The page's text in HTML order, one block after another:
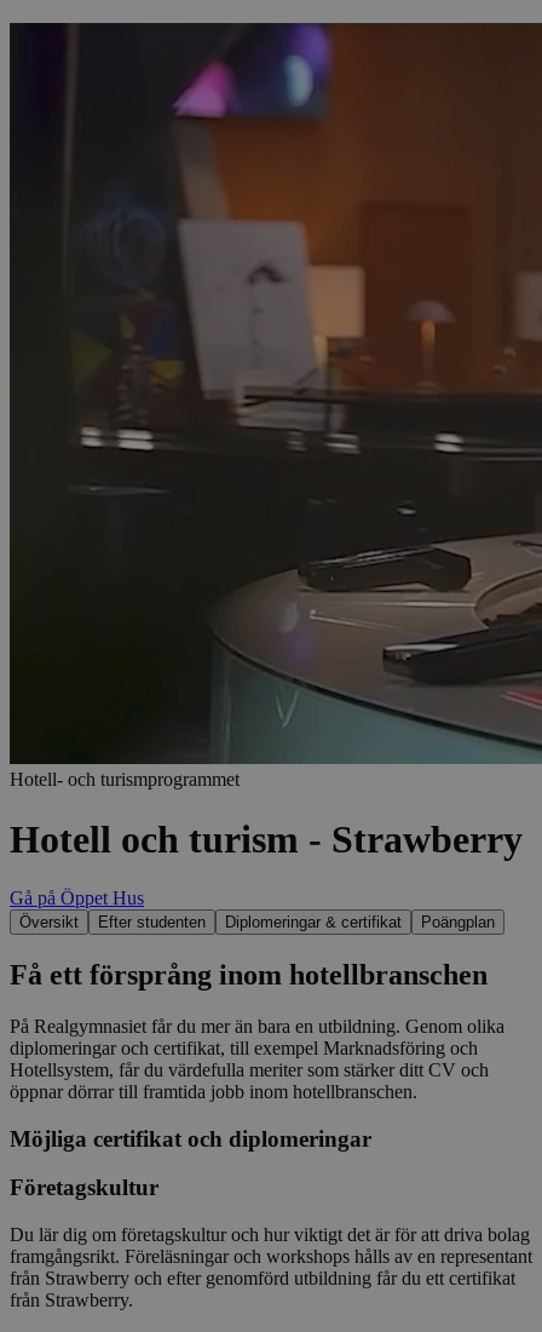
Hotell- och turismprogrammet
Hotell och turism - Strawberry
Gå på Öppet Hus
Översikt Efter studenten Diplomeringar & certifikat Poängplan
Få ett försprång inom hotellbranschen
På Realgymnasiet får du mer än bara en utbildning. Genom olika
diplomeringar och certifikat, till exempel Marknadsföring och
Hotellsystem, får du värdefulla meriter som stärker ditt CV och
öppnar dörrar till framtida jobb inom hotellbranschen.
Möjliga certifikat och diplomeringar
Företagskultur
Du lär dig om företagskultur och hur viktigt det är för att driva bolag
framgångsrikt. Föreläsningar och workshops hålls av en representant
från Strawberry och efter genomförd utbildning får du ett certifikat
från Strawberry.